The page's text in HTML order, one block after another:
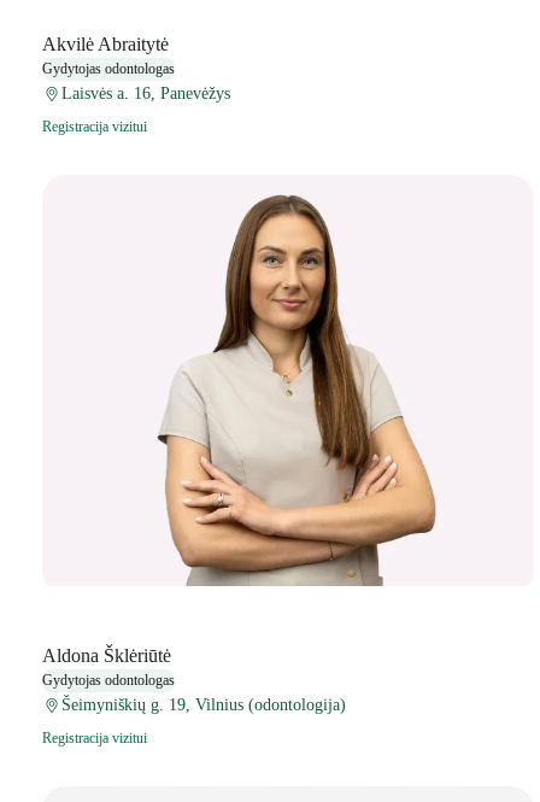
Akvilė Abraitytė
Gydytojas odontologas
Laisvės a. 16, Panevėžys
Registracija vizitui
Aldona Šklėriūtė
Gydytojas odontologas
Šeimyniškių g. 19, Vilnius (odontologija)
Registracija vizitui